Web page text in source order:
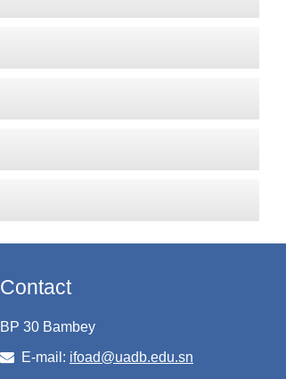
Contact
BP 30 Bambey
E-mail: ifoad@uadb.edu.sn